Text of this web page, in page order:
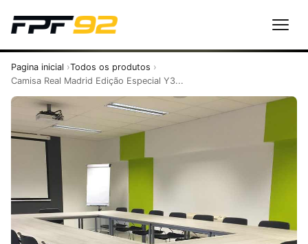
Pagina inicial
Todos os produtos
Camisa Real Madrid Edição Especial Y3...